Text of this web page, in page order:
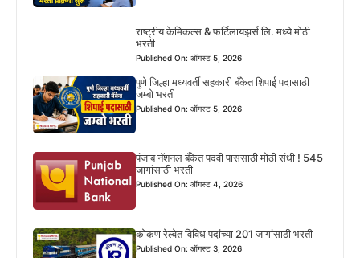
राष्ट्रीय केमिकल्स & फर्टिलायझर्स लि. मध्ये मोठी
भरती
Published On: ऑगस्ट 5, 2026
पुणे जिल्हा मध्यवर्ती सहकारी बँकेत शिपाई पदासाठी
जम्बो भरती
Published On: ऑगस्ट 5, 2026
पंजाब नॅशनल बँकेत पदवी पाससाठी मोठी संधी ! 545
जागांसाठी भरती
Published On: ऑगस्ट 4, 2026
कोकण रेल्वेत विविध पदांच्या 201 जागांसाठी भरती
Published On: ऑगस्ट 3, 2026